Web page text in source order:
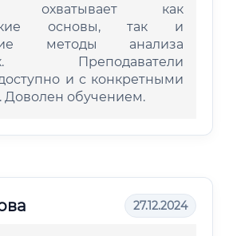
охватывает как
основы, так и
методы анализа
Преподаватели
и с конкретными
обучением.
27.12.2024